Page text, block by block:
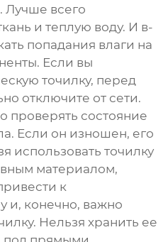
Лучше всего
и теплую воду. И в-
попадания влаги на
Если вы
точилку, перед
отключите от сети.
проверять состояние
Если он изношен, его
использовать точилку
материалом,
к
и, конечно, важно
Нельзя хранить ее